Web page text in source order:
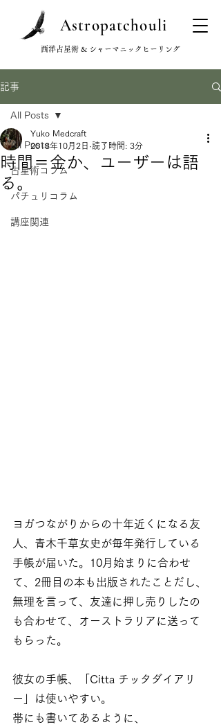
Astropatchouli
西洋占星術 & シャーマニックヒーリング
記事
All Posts
占星術コラム
パチュリコラム
講座関連
All Posts
時間＝金か、ユーザーは語
る。
Yuko Medcraft
2018年10月2日 読了時間: 3分
ヨガつながりからの十年近くになる友
人、青木千草女史が毎年発行している
手帳が届いた。10月始まりに合わせ
て、2冊目の本も出版されたことだし、
無理を言って、友達に押し売りしたの
も合わせて、オーストラリアに送って
もらった。
彼女の手帳、「Citta チッタダイアリ
ー」は使いやすい。
帯にも書いてあるように、